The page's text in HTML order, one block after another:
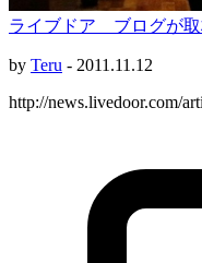
ライブドア ブログが取
by Teru - 2011.11.12
http://news.livedoor.com/